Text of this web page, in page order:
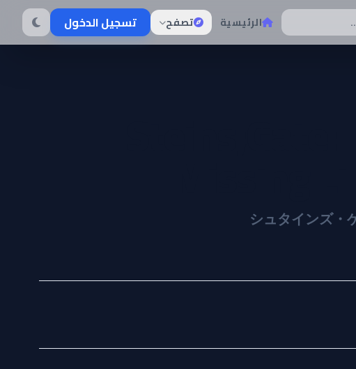
الرئيسية تصفح تسجيل الدخول
シュタインズ・